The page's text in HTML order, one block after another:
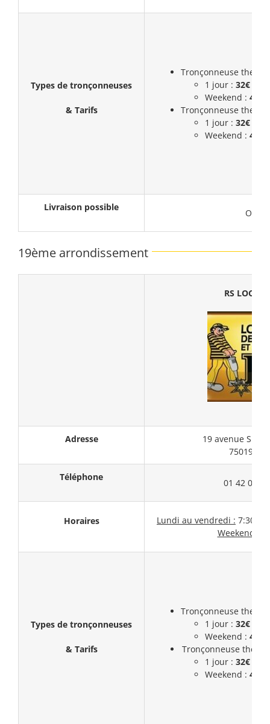
Types de tronçonneuses
& Tarifs
Tronçonneuse
1 jour : 32€ (HT)
Weekend :
Tronçonneuse
1 jour : 32€ (HT)
Weekend :
Livraison possible
Oui
19ème arrondissement
RS
Adresse
19 avenue
75019
Téléphone
01 42 06
Horaires Lundi au vendredi : 7:30 –
Weekend :
Types de tronçonneuses
& Tarifs
Tronçonneuse
1 jour : 32€ (HT)
Weekend :
Tronçonneuse
1 jour : 32€ (HT)
Weekend :